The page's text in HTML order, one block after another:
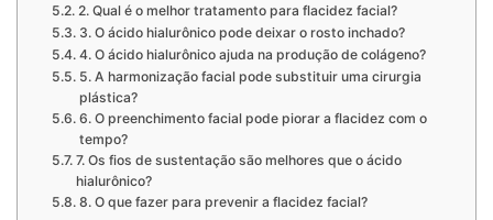
2. Qual é o melhor tratamento para flacidez facial?
3. O ácido hialurônico pode deixar o rosto inchado?
4. O ácido hialurônico ajuda na produção de colágeno?
5. A harmonização facial pode substituir uma cirurgia
plástica?
6. O preenchimento facial pode piorar a flacidez com o
tempo?
7. Os fios de sustentação são melhores que o ácido
hialurônico?
8. O que fazer para prevenir a flacidez facial?